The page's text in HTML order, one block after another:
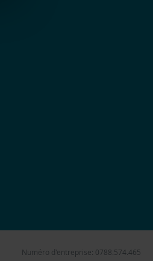
Numéro d'entreprise: 0788.574.465